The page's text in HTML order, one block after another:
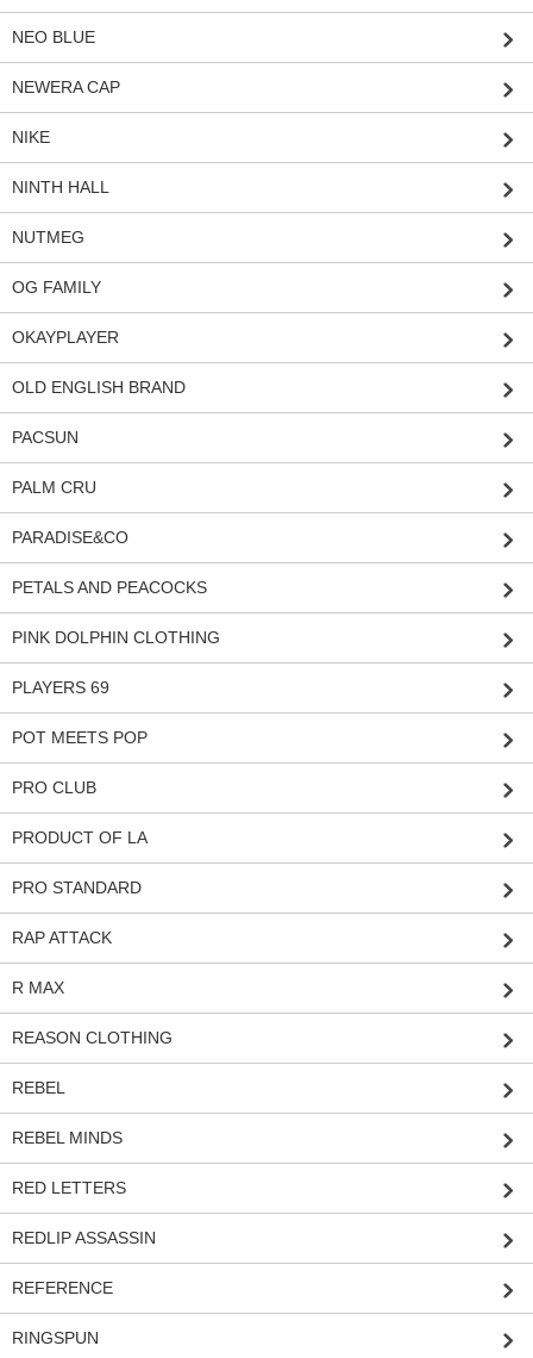
NEO BLUE
NEWERA CAP
NIKE
NINTH HALL
NUTMEG
OG FAMILY
OKAYPLAYER
OLD ENGLISH BRAND
PACSUN
PALM CRU
PARADISE&CO
PETALS AND PEACOCKS
PINK DOLPHIN CLOTHING
PLAYERS 69
POT MEETS POP
PRO CLUB
PRODUCT OF LA
PRO STANDARD
RAP ATTACK
R MAX
REASON CLOTHING
REBEL
REBEL MINDS
RED LETTERS
REDLIP ASSASSIN
REFERENCE
RINGSPUN